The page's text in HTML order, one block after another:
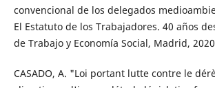
convencional de los delegados
El Estatuto de los Trabajadores. 40 años
de Trabajo y Economía Social, Madrid,
CASADO, A. "Loi portant lutte contre le